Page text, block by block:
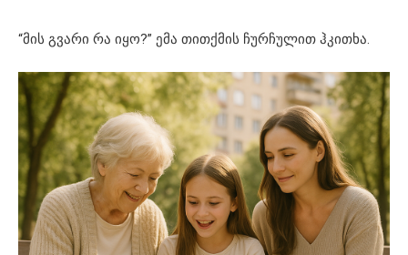
“მის გვარი რა იყო?” ემა თითქმის ჩურჩულით ჰკითხა.